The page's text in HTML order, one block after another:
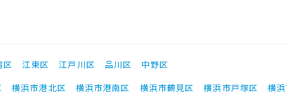
区 江東区 江戸川区 品川区
中野区
横浜市港北区 横浜市港南区 横浜市鶴見区 横浜市戸塚区
横